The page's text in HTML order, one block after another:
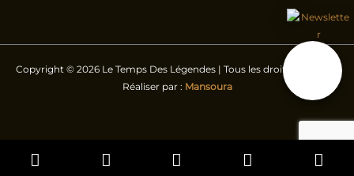
Copyright © 2026 Le Temps Des Légendes | Tous les droits réservés |
Réaliser par : Mansoura
hébergement Facebook